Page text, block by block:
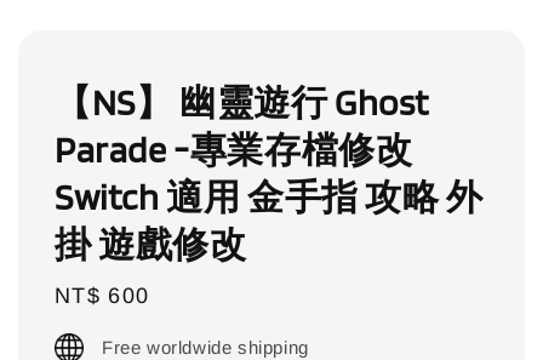
【NS】 幽靈遊行 Ghost
Parade -專業存檔修改
Switch 適用 金手指 攻略 外
掛 遊戲修改
Regular
price
NT$ 600
Free worldwide shipping